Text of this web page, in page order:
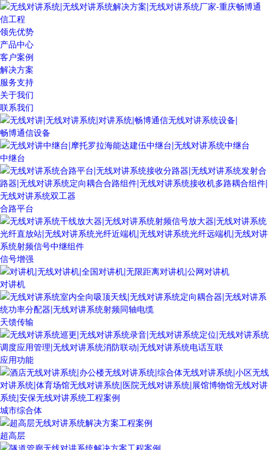
领先优势
产品中心
客户案例
解决方案
服务支持
关于我们
联系我们
畅博通信设备
中继台
合路平台
信号增强
对讲机
天馈传输
应用功能
城市综合体
超高层